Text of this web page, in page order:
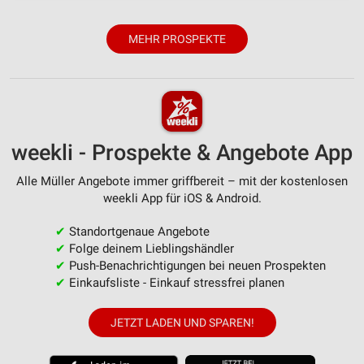
MEHR PROSPEKTE
weekli - Prospekte & Angebote App
Alle Müller Angebote immer griffbereit – mit der kostenlosen
weekli App für iOS & Android.
✔ Standortgenaue Angebote
✔ Folge deinem Lieblingshändler
✔ Push-Benachrichtigungen bei neuen Prospekten
✔ Einkaufsliste - Einkauf stressfrei planen
JETZT LADEN UND SPAREN!
Erstellung von Profilen zur Personalisierung
Messung der Werbeleistung
Messung der Performance von Inhalten
Analyse von Zielgruppen durch Statistiken oder
Quellen
Entwicklung und Verbesserung der Angebote
IAB-Besonderheiten:
Verwendung genauer Standortdaten